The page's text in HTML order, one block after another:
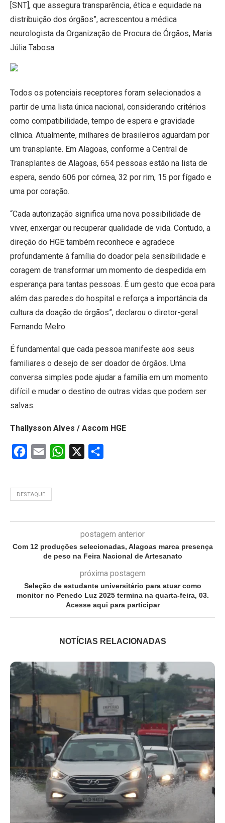
[SNT], que assegura transparência, ética e equidade na
distribuição dos órgãos”, acrescentou a médica
neurologista da Organização de Procura de Órgãos, Maria
Júlia Tabosa.
Todos os potenciais receptores foram selecionados a
partir de uma lista única nacional, considerando critérios
como compatibilidade, tempo de espera e gravidade
clínica. Atualmente, milhares de brasileiros aguardam por
um transplante. Em Alagoas, conforme a Central de
Transplantes de Alagoas, 654 pessoas estão na lista de
espera, sendo 606 por córnea, 32 por rim, 15 por fígado e
uma por coração.
“Cada autorização significa uma nova possibilidade de
viver, enxergar ou recuperar qualidade de vida. Contudo, a
direção do HGE também reconhece e agradece
profundamente à família do doador pela sensibilidade e
coragem de transformar um momento de despedida em
esperança para tantas pessoas. É um gesto que ecoa para
além das paredes do hospital e reforça a importância da
cultura da doação de órgãos”, declarou o diretor-geral
Fernando Melro.
É fundamental que cada pessoa manifeste aos seus
familiares o desejo de ser doador de órgãos. Uma
conversa simples pode ajudar a família em um momento
difícil e mudar o destino de outras vidas que podem ser
salvas.
Thallysson Alves / Ascom HGE
Facebook
Email WhatsApp
DESTAQUE
postagem anterior
Com 12 produções selecionadas, Alagoas marca presença
de peso na Feira Nacional de Artesanato
próxima postagem
Seleção de estudante universitário para atuar como
monitor no Penedo Luz 2025 termina na quarta-feira, 03.
Acesse aqui para participar
NOTÍCIAS RELACIONADAS